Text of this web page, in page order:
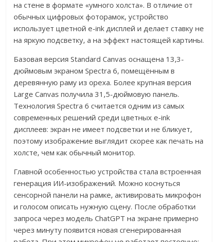
на стене в формате «умного холста». В отличие от
обычных цифровых фоторамок, устройство
использует цветной e-ink дисплей и делает ставку не
на яркую подсветку, а на эффект настоящей картины.
Базовая версия Standard Canvas оснащена 13,3-
дюймовым экраном Spectra 6, помещённым в
деревянную раму из ореха. Более крупная версия
Large Canvas получила 31,5-дюймовую панель.
Технология Spectra 6 считается одним из самых
современных решений среди цветных e-ink
дисплеев: экран не имеет подсветки и не бликует,
поэтому изображение выглядит скорее как печать на
холсте, чем как обычный монитор.
Главной особенностью устройства стала встроенная
генерация ИИ-изображений. Можно коснуться
сенсорной панели на рамке, активировать микрофон
и голосом описать нужную сцену. После обработки
запроса через модель ChatGPT на экране примерно
через минуту появится новая сгенерированная